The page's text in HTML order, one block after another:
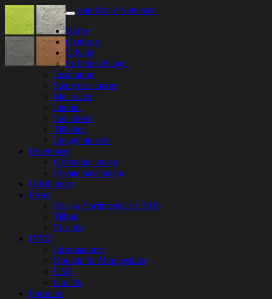
Sandstone Natursten
Home
Genbrug
Udvalg
Se hele udvalget
Inspiration
Stentyper, farver
Materialer
Interiør
Indendørs
Tilbehør
Læggemønstre
Referencer
Offentlige anlæg
Private haveanlæg
Udstillinger
Priser
Pris- & Sortimentsliste 2026
Tilbud
Prisinfo
INFO
Informationer
Kontakt & Åbningstider
CSR
Om Os
Formium